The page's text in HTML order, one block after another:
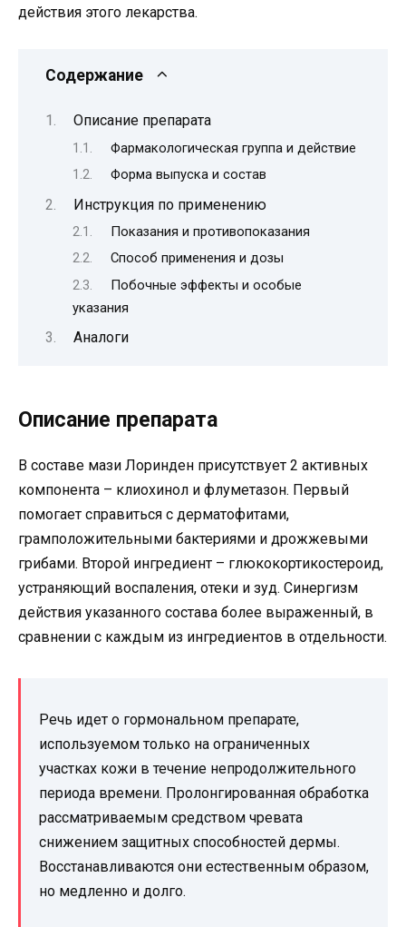
действия этого лекарства.
Содержание
Описание препарата
Фармакологическая группа и действие
Форма выпуска и состав
Инструкция по применению
Показания и противопоказания
Способ применения и дозы
Побочные эффекты и особые
указания
Аналоги
Описание препарата
В составе мази Лоринден присутствует 2 активных
компонента – клиохинол и флуметазон. Первый
помогает справиться с дерматофитами,
грамположительными бактериями и дрожжевыми
грибами. Второй ингредиент – глюкокортикостероид,
устраняющий воспаления, отеки и зуд. Синергизм
действия указанного состава более выраженный, в
сравнении с каждым из ингредиентов в отдельности.
Речь идет о гормональном препарате,
используемом только на ограниченных
участках кожи в течение непродолжительного
периода времени. Пролонгированная обработка
рассматриваемым средством чревата
снижением защитных способностей дермы.
Восстанавливаются они естественным образом,
но медленно и долго.